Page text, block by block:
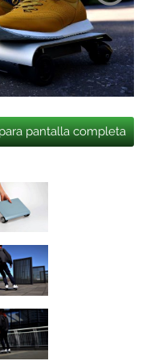
pantalla completa